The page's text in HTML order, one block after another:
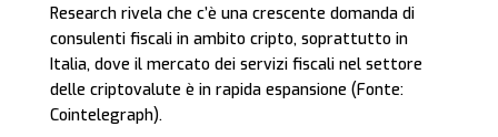
Research rivela che c’è una crescente domanda di
consulenti fiscali in ambito cripto, soprattutto in
Italia, dove il mercato dei servizi fiscali nel settore
delle criptovalute è in rapida espansione (Fonte:
Cointelegraph).